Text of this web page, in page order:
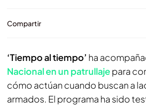
Compartir
‘Tiempo al tiempo’ ha
Nacional en un patrullajepara
cómo actúan cuando buscan a
armados. El programa ha sido